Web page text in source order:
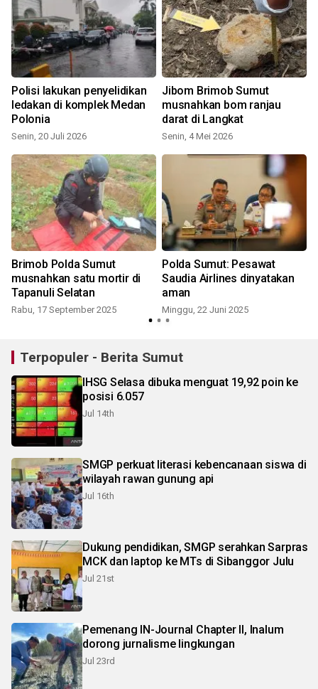
Polisi lakukan penyelidikan
ledakan di komplek Medan
Polonia
Senin, 20 Juli 2026
Jibom Brimob Sumut
musnahkan bom ranjau
darat di Langkat
Senin, 4 Mei 2026
Brimob Polda Sumut
musnahkan satu mortir di
Tapanuli Selatan
Rabu, 17 September 2025
Polda Sumut: Pesawat
Saudia Airlines dinyatakan
aman
Minggu, 22 Juni 2025
Terpopuler - Berita Sumut
IHSG Selasa dibuka menguat 19,92 poin ke
posisi 6.057
Jul 14th
SMGP perkuat literasi kebencanaan siswa di
wilayah rawan gunung api
Jul 16th
Dukung pendidikan, SMGP serahkan Sarpras
MCK dan laptop ke MTs di Sibanggor Julu
Jul 21st
Pemenang IN-Journal Chapter II, Inalum
dorong jurnalisme lingkungan
Jul 23rd